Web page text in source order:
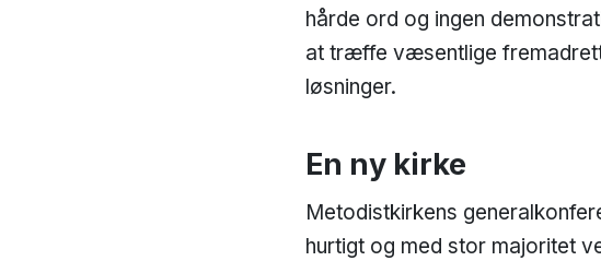
hårde ord og ingen
at træffe væsentlige
løsninger.
En ny kirke
Metodistkirkens
hurtigt og med stor majoritet